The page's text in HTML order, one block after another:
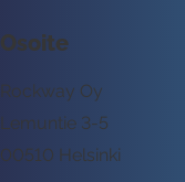
Osoite
Rockway Oy
Lemuntie 3-5
00510 Helsinki